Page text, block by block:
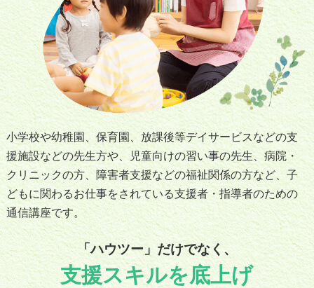
小学校や幼稚園、保育園、放課後等デイサービスなどの支
援施設などの先生方や、児童向けの習い事の先生、病院・
クリニックの方、障害者支援などの福祉関係の方など、子
どもに関わるお仕事をされている支援者・指導者のための
通信講座です。
「ハウツー」だけでなく、
支援スキルを底上げ